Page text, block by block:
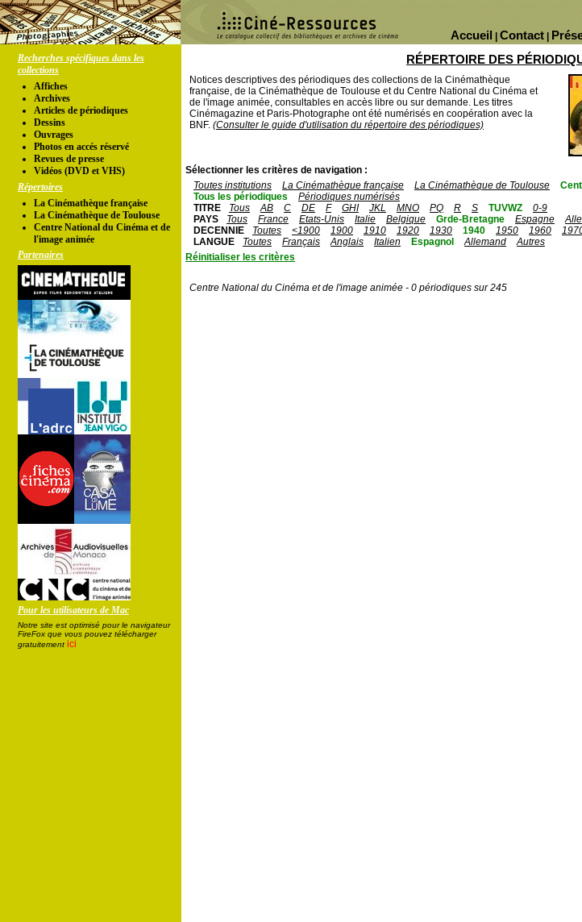
Contact
Accueil
Recherches spécifiques dans les
collections
Affiches
Archives
Articles de périodiques
Dessins
Ouvrages
Photos en accés réservé
Revues de presse
Vidéos (DVD et VHS)
Répertoires
La Cinémathèque française
La Cinémathèque de Toulouse
Centre National du Cinéma et de
l'image animée
Partenaires
Pour les utilisateurs de Mac
Notre site est optimisé pour le navigateur
FireFox que vous pouvez télécharger
gratuitement ici
RÉPERTOIRE DES
Notices descriptives des périodiques des collections de la Cinémathèque
française, de la Cinémathèque de Toulouse et du Centre National du Cinéma et
de l'image animée, consultables en accès libre ou sur demande. Les titres
Cinémagazine et Paris-Photographe ont été numérisés en coopération avec la
BNF. (Consulter le guide d'utilisation du répertoire des périodiques)
Sélectionner les critères de navigation :
Toutes institutions
La Cinémathèque française La Cinémathèque de Toulouse
Tous les périodiques
Périodiques numérisés
TITRE
Tous AB C DE F GHI JKL MNO PQ R S TUVWZ
0-9
PAYS
Tous France Etats-Unis Italie Belgique Grde-Bretagne Espagne
DECENNIE
Toutes <1900 1900 1910 1920 1930 1940 1950 1960
LANGUE
Toutes Français Anglais Italien Espagnol Allemand
Autres
Réinitialiser les critères
Centre National du Cinéma et de l'image animée - 0 périodiques sur 245